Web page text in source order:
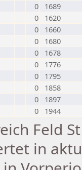
0
1689
0
1620
0
1660
0
1680
0
1678
0
1776
0
1795
0
1858
0
1897
0 1944
Feld
in